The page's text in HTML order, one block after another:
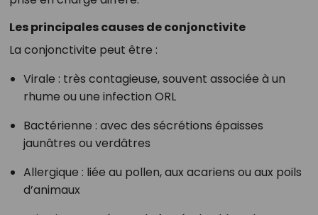
Les principales causes de conjonctivite
La conjonctivite peut être :
Virale : très contagieuse, souvent associée à un
rhume ou une infection ORL
Bactérienne : avec des sécrétions épaisses
jaunâtres ou verdâtres
Allergique : liée au pollen, aux acariens ou aux poils
d’animaux